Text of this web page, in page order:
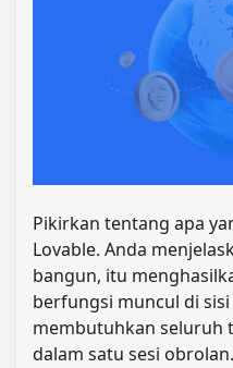
Pikirkan tentang apa
Lovable. Anda
bangun, itu
berfungsi muncul di
membutuhkan seluruh
dalam satu sesi obrolan.